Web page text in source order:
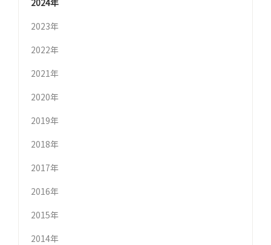
2023年
2022年
2021年
2020年
2019年
2018年
2017年
2016年
2015年
2014年